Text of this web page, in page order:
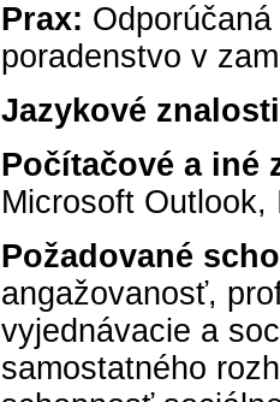
Prax:
poradenstvo v
Jazykové znalosti
Počítačové a iné
Microsoft
Požadované
angažovanosť,
vyjednávacie a
samostatného